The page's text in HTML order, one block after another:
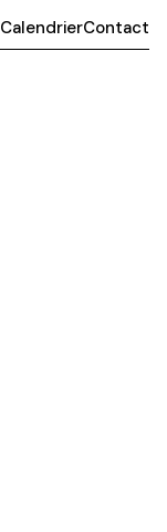
CalendrierContact